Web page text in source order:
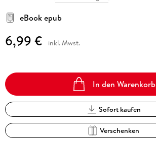
eBook epub
6,99 € inkl. Mwst.
In den Warenkorb
Sofort kaufen
Verschenken